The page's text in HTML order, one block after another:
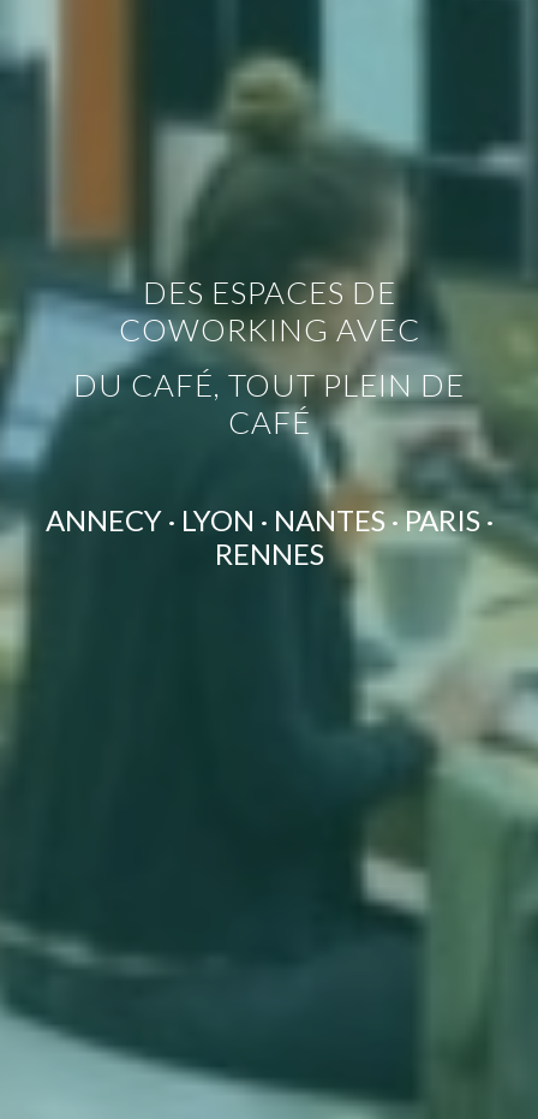
DES ESPACES DE
COWORKING AVEC
DU CAFÉ, TOUT PLEIN DE
CAFÉ
ANNECY · LYON · NANTES · PARIS ·
RENNES